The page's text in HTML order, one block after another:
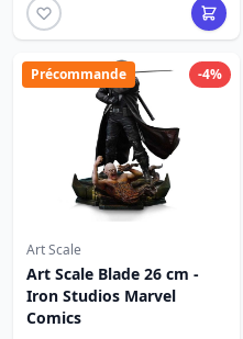
-4%
Précommande
Art Scale
Art Scale Blade 26 cm -
Iron Studios Marvel
Comics